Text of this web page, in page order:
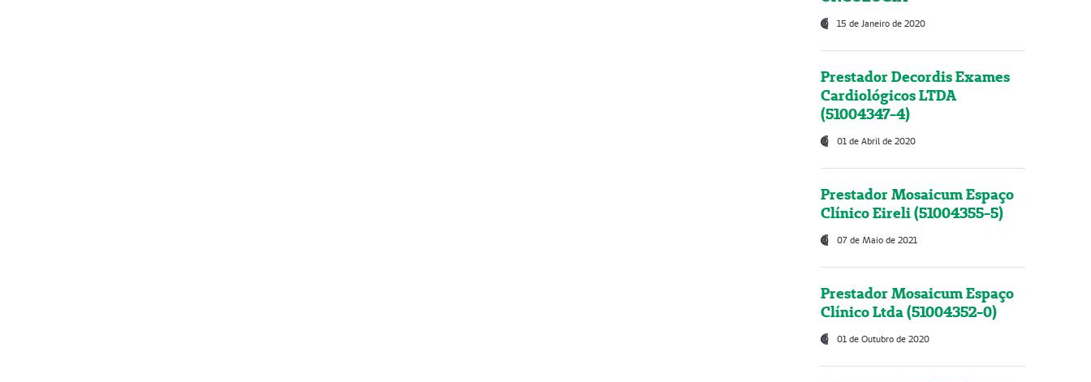
15 de Janeiro de 2020
Prestador Decordis Exames
Cardiológicos LTDA
(51004347-4)
01 de Abril de 2020
Prestador Mosaicum Espaço
Clínico Eireli (51004355-5)
07 de Maio de 2021
Prestador Mosaicum Espaço
Clínico Ltda (51004352-0)
01 de Outubro de 2020